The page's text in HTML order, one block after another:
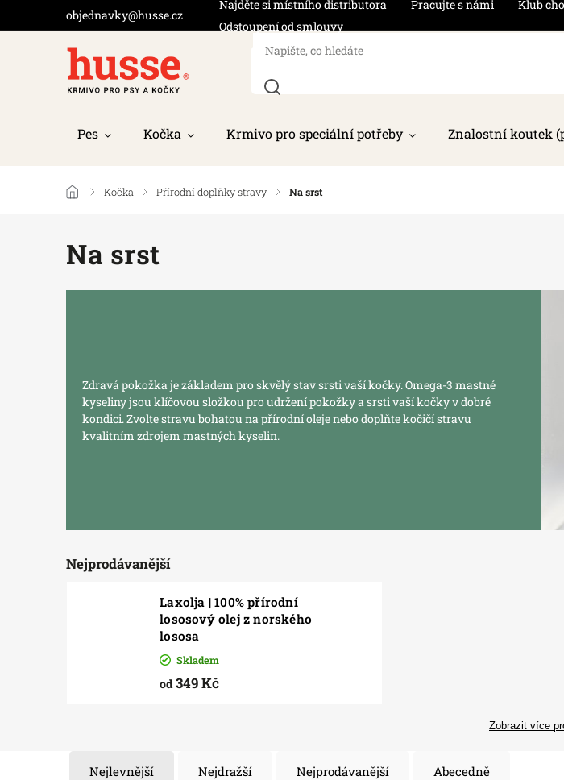
objednavky@husse.cz
Najděte si místního distributora Pracujte s námi Klub
Odstoupení od smlouvy
Pes Kočka Krmivo pro speciální potřeby Znalostní koutek
/ Kočka / Přírodní doplňky stravy / Na srst
Na srst
Zdravá pokožka je základem pro skvělý stav srsti vaší kočky. Omega-3 mastné
kyseliny jsou klíčovou složkou pro udržení pokožky a srsti vaší kočky v dobré
kondici. Zvolte stravu bohatou na přírodní oleje nebo doplňte kočičí stravu
kvalitním zdrojem mastných kyselin.
Nejprodávanější
Laxolja | 100% přírodní
lososový olej z norského
lososa
Skladem
od349 Kč
Zobrazit více
Nejlevnější Nejdražší Nejprodávanější Abecedně